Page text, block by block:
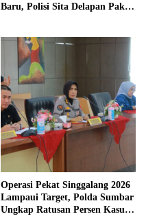
Baru, Polisi Sita Delapan Paket
Operasi Pekat Singgalang 2026
Lampaui Target, Polda Sumbar
Ungkap Ratusan Persen Kasus